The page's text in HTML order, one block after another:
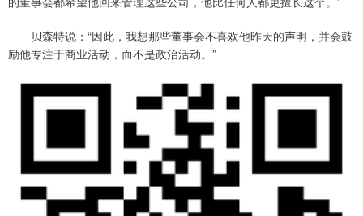
贝森特说：“因此，我想那些董事会不喜欢他昨天的声明，并会鼓
励他专注于商业活动，而不是政治活动。”